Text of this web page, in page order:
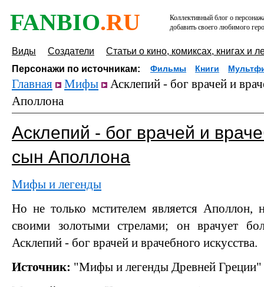
FANBIO.RU
Коллективный блог о
добавить своего любимого
Виды Создатели
Статьи о кино, комиксах, книгах и
Персонажи по источникам:
Фильмы Книги
Главная Мифы
Асклепий - бог врачей и
Аполлона
Асклепий - бог врачей и
сын Аполлона
Мифы и легенды
Но не только мстителем является Аполлон,
своими золотыми стрелами; он врачует
Асклепий - бог врачей и врачебного искусства.
Источник: "Мифы и легенды Древней